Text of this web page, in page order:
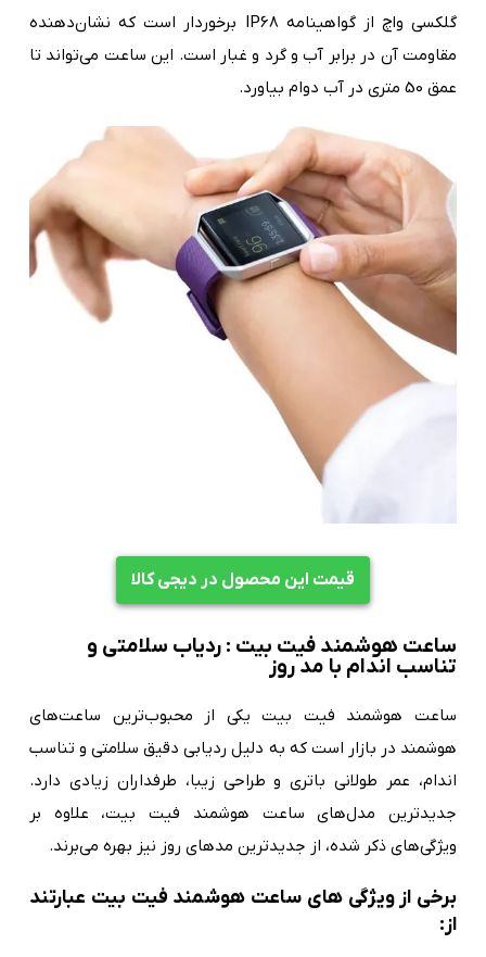
گلکسی واچ از گواهینامه IP68 برخوردار است که نشان‌دهنده
مقاومت آن در برابر آب و گرد و غبار است. این ساعت می‌تواند تا
عمق 50 متری در آب دوام بیاورد.
قیمت این محصول در دیجی کالا
ساعت هوشمند فیت بیت : ردیاب سلامتی و
تناسب اندام با مد روز
ساعت هوشمند فیت بیت یکی از محبوب‌ترین ساعت‌های
هوشمند در بازار است که به دلیل ردیابی دقیق سلامتی و تناسب
اندام، عمر طولانی باتری و طراحی زیبا، طرفداران زیادی دارد.
جدیدترین مدل‌های ساعت هوشمند فیت بیت، علاوه بر
ویژگی‌های ذکر شده، از جدیدترین مدهای روز نیز بهره می‌برند.
برخی از ویژگی های ساعت هوشمند فیت بیت عبارتند
از: